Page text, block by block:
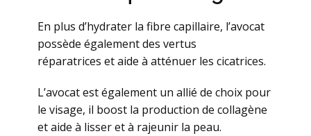
En plus d’hydrater la fibre capillaire, l’avocat
possède également des vertus
réparatrices et aide à atténuer les cicatrices.
L’avocat est également un allié de choix pour
le visage, il boost la production de collagène
et aide à lisser et à rajeunir la peau.